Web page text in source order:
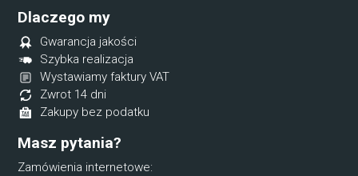
Dlaczego my
Gwarancja jakości
Szybka realizacja
Wystawiamy faktury VAT
Zwrot 14 dni
Zakupy bez podatku
Masz pytania?
Zamówienia internetowe: